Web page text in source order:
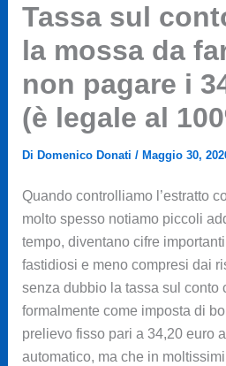
Tassa sul
la mossa da
non pagare i
(è legale al
Di Domenico Donati / Maggio 30,
Quando controlliamo l’estratto
molto spesso notiamo piccoli
tempo, diventano cifre
fastidiosi e meno compresi dai
senza dubbio la tassa sul conto
formalmente come imposta di
prelievo fisso pari a 34,20 euro
automatico, ma che in